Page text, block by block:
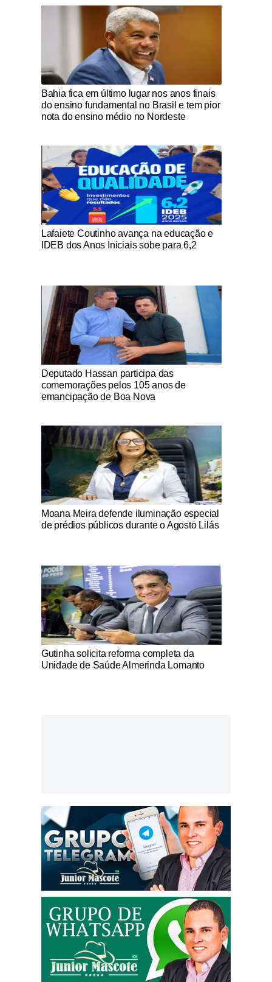
Notícias Católicas
Bahia fica em último lugar nos anos finais
do ensino fundamental no Brasil e tem pior
nota do ensino médio no Nordeste
Notícias Católicas
Lafaiete Coutinho avança na educação e
IDEB dos Anos Iniciais sobe para 6,2
Notícias Católicas
Deputado Hassan participa das
comemorações pelos 105 anos de
emancipação de Boa Nova
Notícias Católicas
Moana Meira defende iluminação especial
de prédios públicos durante o Agosto Lilás
Notícias Católicas
Gutinha solicita reforma completa da
Unidade de Saúde Almerinda Lomanto